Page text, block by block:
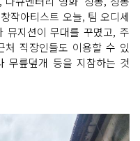
작아티스트 오늘, 팀 오디세
뮤지션이 무대를 꾸몄고, 주
직장인들도 이용할 수 있
무릎덮개 등을 지참하는 것